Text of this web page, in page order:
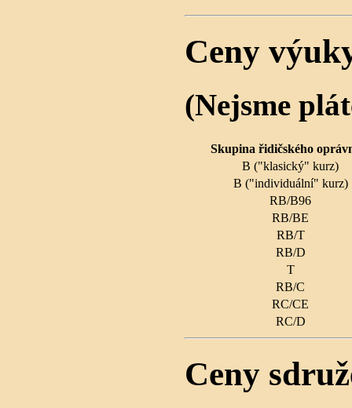
Ceny
(Nejsme
Skupina řidičského
B ("klasický" kurz)
B ("individuální" kurz)
RB/B96
RB/BE
RB/T
RB/D
T
RB/C
RC/CE
RC/D
Ceny